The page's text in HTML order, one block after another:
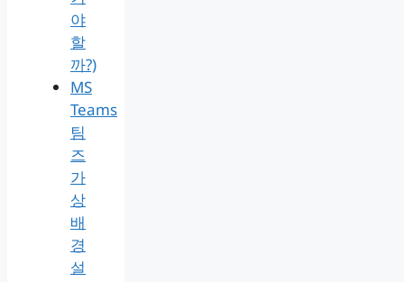
야
할
까?)
MS
Teams
팀
즈
가
상
배
경
설